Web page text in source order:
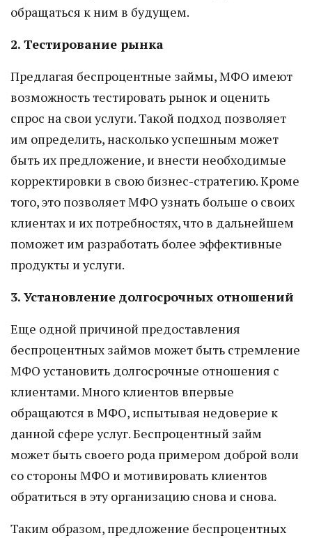
обращаться к ним в будущем.
2. Тестирование рынка
Предлагая беспроцентные займы, МФО имеют
возможность тестировать рынок и оценить
спрос на свои услуги. Такой подход позволяет
им определить, насколько успешным может
быть их предложение, и внести необходимые
корректировки в свою бизнес-стратегию. Кроме
того, это позволяет МФО узнать больше о своих
клиентах и их потребностях, что в дальнейшем
поможет им разработать более эффективные
продукты и услуги.
3. Установление долгосрочных отношений
Еще одной причиной предоставления
беспроцентных займов может быть стремление
МФО установить долгосрочные отношения с
клиентами. Много клиентов впервые
обращаются в МФО, испытывая недоверие к
данной сфере услуг. Беспроцентный займ
может быть своего рода примером доброй воли
со стороны МФО и мотивировать клиентов
обратиться в эту организацию снова и снова.
Таким образом, предложение беспроцентных